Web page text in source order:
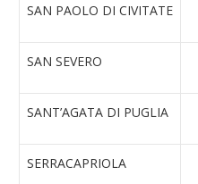
SAN PAOLO DI CIVITATE
SAN SEVERO
SANT’AGATA DI PUGLIA
SERRACAPRIOLA